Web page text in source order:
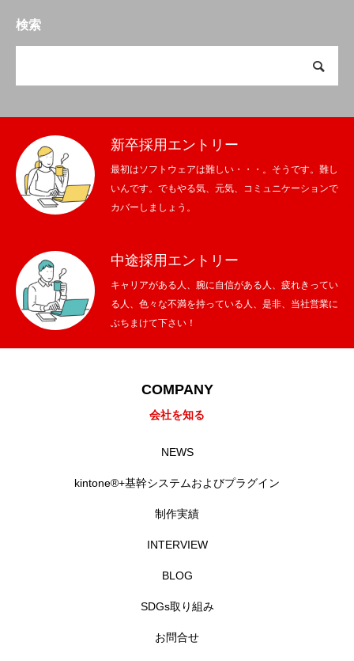
検索
新卒採用エントリー
最初はソフトウェアは難しい・・・。そうです。難し
いんです。でもやる気、元気、コミュニケーションで
カバーしましょう。
中途採用エントリー
キャリアがある人、腕に自信がある人、疲れきってい
る人、色々な不満を持っている人、是非、当社営業に
ぶちまけて下さい！
COMPANY
会社を知る
NEWS
kintone®+基幹システムおよびプラグイン
制作実績
INTERVIEW
BLOG
SDGs取り組み
お問合せ